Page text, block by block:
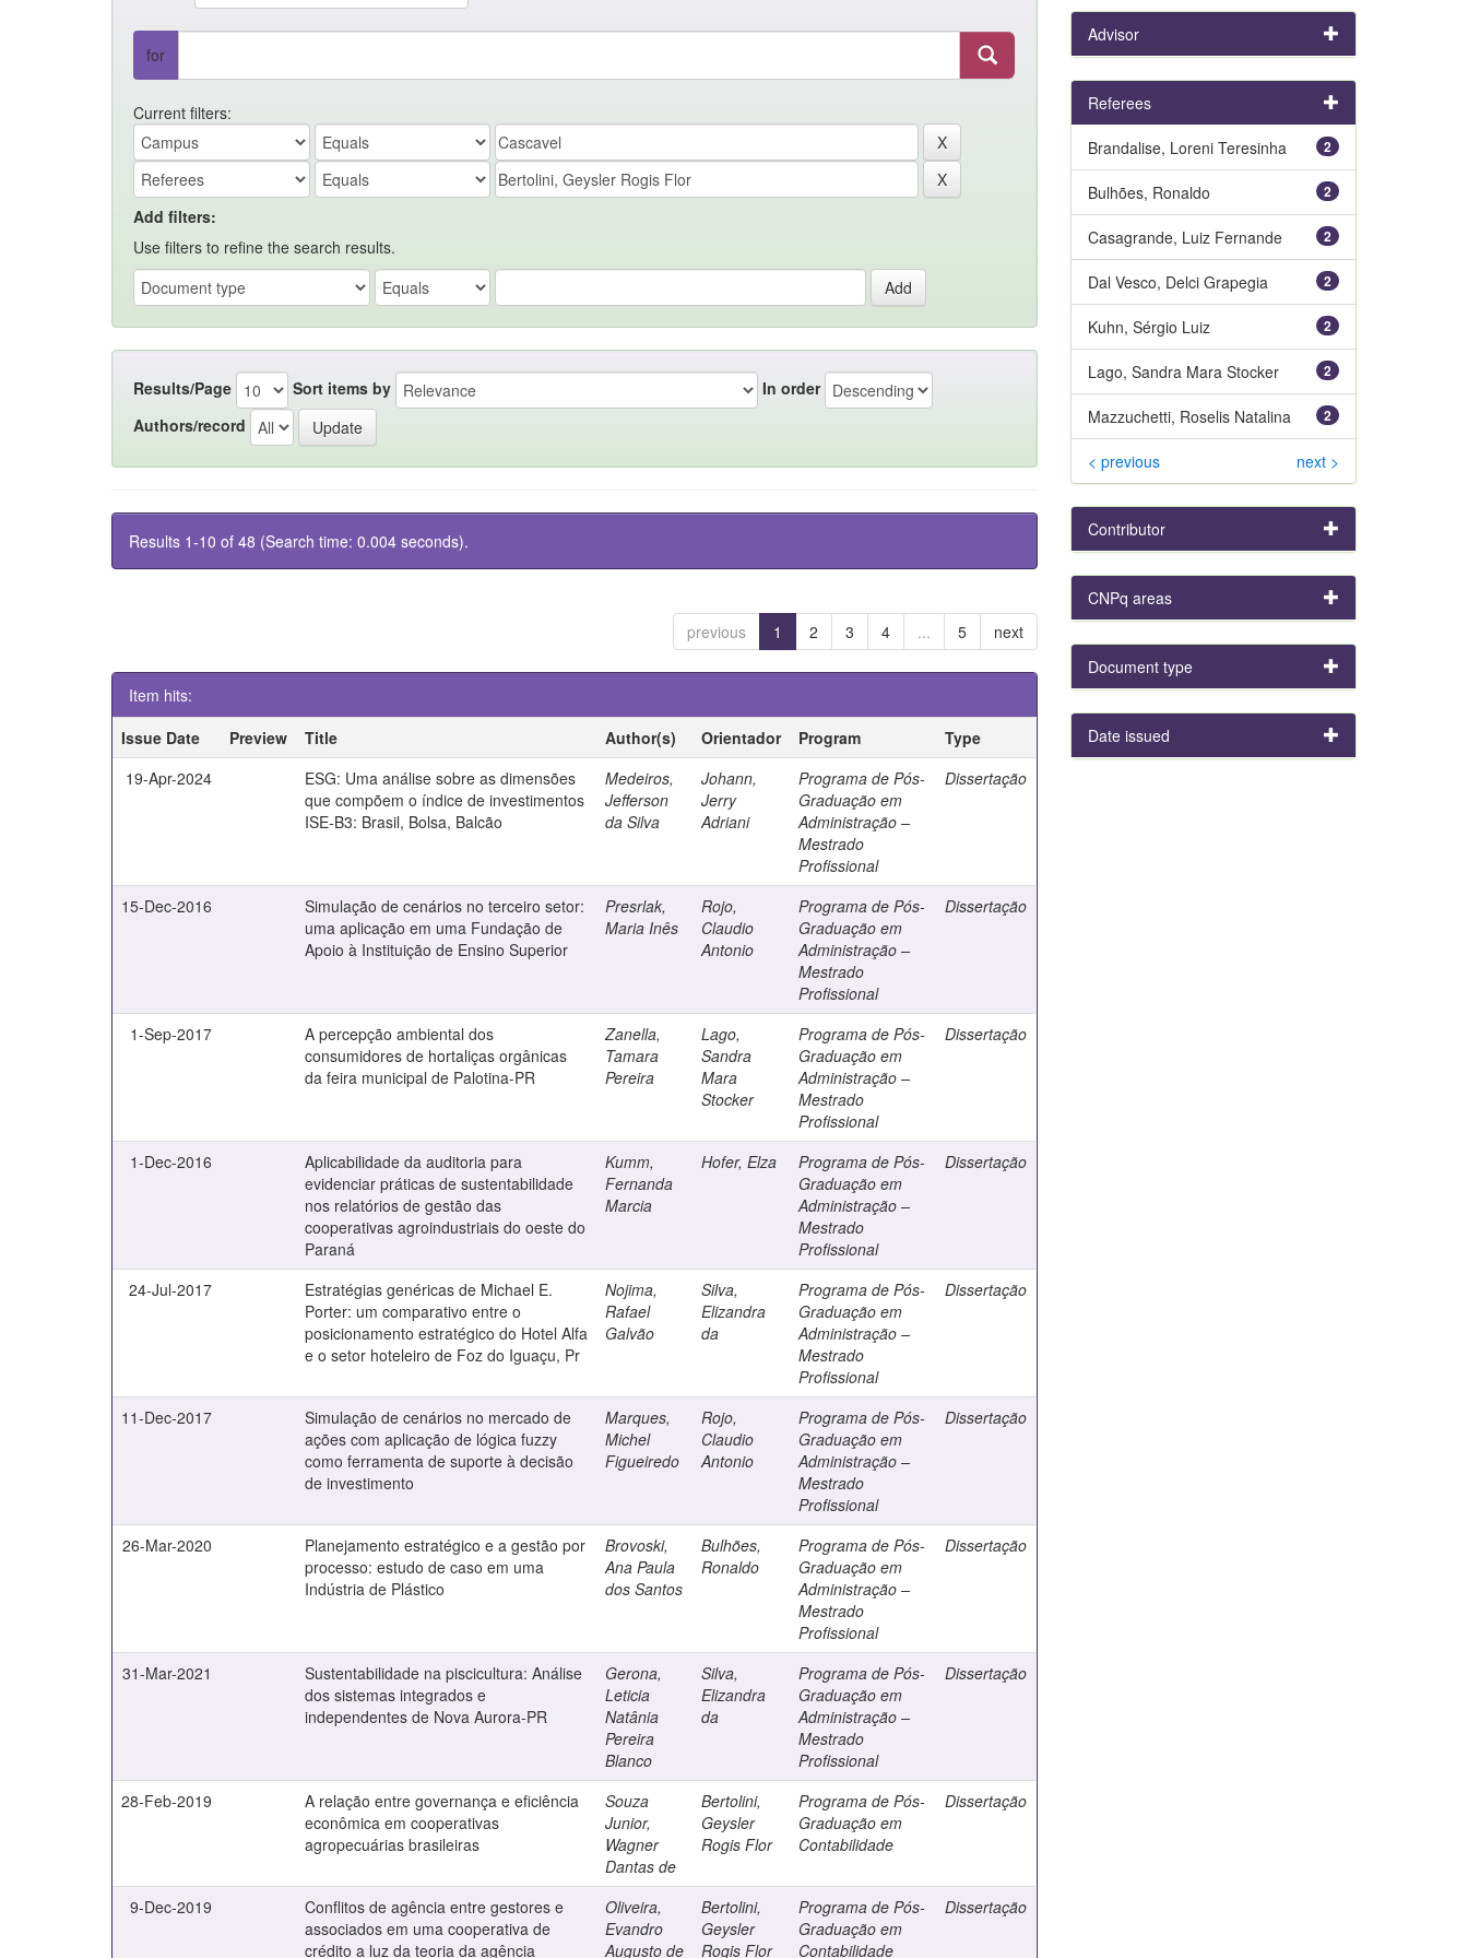
for
Current filters:
Add filters:
Use filters to refine the search results.
Results/Page Sort items by
In order
Authors/record
Results 1-10 of 48 (Search time: 0.004 seconds).
previous 1 2 3 4 ... 5 next
Item hits:
Issue Date
Preview Title Author(s) Orientador Program
Type
19-Apr-2024
ESG: Uma análise sobre as dimensões
que compõem o índice de investimentos
ISE-B3: Brasil, Bolsa, Balcão
Medeiros,
Jefferson
da Silva
Johann,
Jerry
Adriani
Programa de Pós-
Graduação em
Administração –
Mestrado
Profissional
Dissertação
15-Dec-2016
Simulação de cenários no terceiro setor:
uma aplicação em uma Fundação de
Apoio à Instituição de Ensino Superior
Presrlak,
Maria Inês
Rojo,
Claudio
Antonio
Programa de Pós-
Graduação em
Administração –
Mestrado
Profissional
Dissertação
1-Sep-2017
A percepção ambiental dos
consumidores de hortaliças orgânicas
da feira municipal de Palotina-PR
Zanella,
Tamara
Pereira
Lago,
Sandra
Mara
Stocker
Programa de Pós-
Graduação em
Administração –
Mestrado
Profissional
Dissertação
1-Dec-2016
Aplicabilidade da auditoria para
evidenciar práticas de sustentabilidade
nos relatórios de gestão das
cooperativas agroindustriais do oeste do
Paraná
Kumm,
Fernanda
Marcia
Hofer, Elza
Programa de Pós-
Graduação em
Administração –
Mestrado
Profissional
Dissertação
24-Jul-2017
Estratégias genéricas de Michael E.
Porter: um comparativo entre o
posicionamento estratégico do Hotel Alfa
e o setor hoteleiro de Foz do Iguaçu, Pr
Nojima,
Rafael
Galvão
Silva,
Elizandra
da
Programa de Pós-
Graduação em
Administração –
Mestrado
Profissional
Dissertação
11-Dec-2017
Simulação de cenários no mercado de
ações com aplicação de lógica fuzzy
como ferramenta de suporte à decisão
de investimento
Marques,
Michel
Figueiredo
Rojo,
Claudio
Antonio
Programa de Pós-
Graduação em
Administração –
Mestrado
Profissional
Dissertação
26-Mar-2020
Planejamento estratégico e a gestão por
processo: estudo de caso em uma
Indústria de Plástico
Brovoski,
Ana Paula
dos Santos
Bulhões,
Ronaldo
Programa de Pós-
Graduação em
Administração –
Mestrado
Profissional
Dissertação
31-Mar-2021
Sustentabilidade na piscicultura: Análise
dos sistemas integrados e
independentes de Nova Aurora-PR
Gerona,
Leticia
Natânia
Pereira
Blanco
Silva,
Elizandra
da
Programa de Pós-
Graduação em
Administração –
Mestrado
Profissional
Dissertação
28-Feb-2019
A relação entre governança e eficiência
econômica em cooperativas
agropecuárias brasileiras
Souza
Junior,
Wagner
Dantas de
Bertolini,
Geysler
Rogis Flor
Programa de Pós-
Graduação em
Contabilidade
Dissertação
9-Dec-2019
Conflitos de agência entre gestores e
associados em uma cooperativa de
crédito a luz da teoria da agência
Oliveira,
Evandro
Augusto de
Bertolini,
Geysler
Rogis Flor
Programa de Pós-
Graduação em
Contabilidade
Dissertação
Advisor
Referees
2
Brandalise, Loreni Teresinha
2
Bulhões, Ronaldo
2
Casagrande, Luiz Fernande
2
Dal Vesco, Delci Grapegia
2
Kuhn, Sérgio Luiz
2
Lago, Sandra Mara Stocker
2
Mazzuchetti, Roselis Natalina
< previous next >
Contributor
CNPq areas
Document type
Date issued